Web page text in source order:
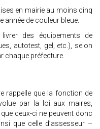
en mairie au moins cinq
année de couleur bleue.
des équipements de
autotest, gel, etc.), selon
chaque préfecture.
rappelle que la fonction de
par la loi aux maires,
ceux-ci ne peuvent donc
que celle d’assesseur –